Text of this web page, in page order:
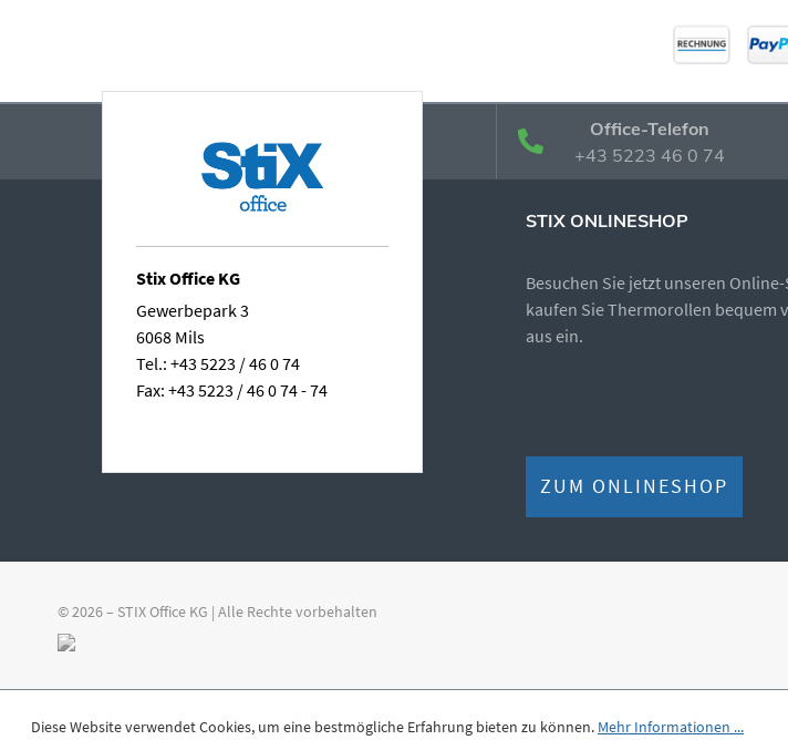
Office-Telefon
+43 5223 46 0 74
Stix Office KG
Gewerbepark 3
6068 Mils
Tel.: +43 5223 / 46 0 74
Fax: +43 5223 / 46 0 74 - 74
STIX ONLINESHOP
Besuchen Sie jetzt unseren
kaufen Sie Thermorollen bequem
aus ein.
ZUM ONLINESHOP
© 2026 – STIX Office KG | Alle Rechte vorbehalten
Diese Website verwendet Cookies, um eine bestmögliche Erfahrung bieten zu können. Mehr Informationen ...